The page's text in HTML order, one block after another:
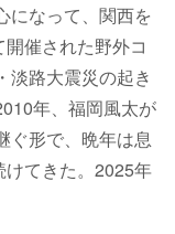
になって、関西を
催された野外コ
淡路大震災の起き
年、福岡風太が
ぐ形で、晩年は息
てきた。2025年